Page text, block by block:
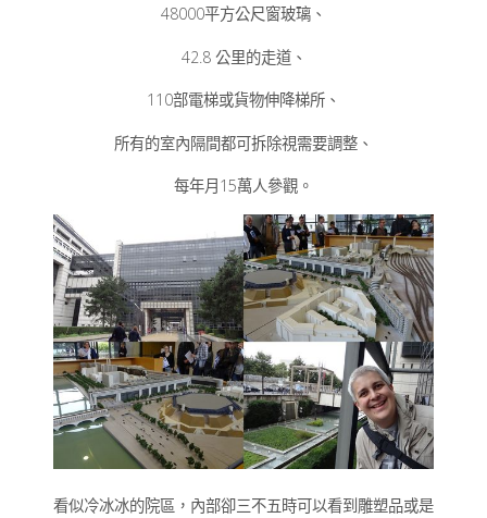
48000平方公尺窗玻璃、
42.8 公里的走道、
110部電梯或貨物伸降梯所、
所有的室內隔間都可拆除視需要調整、
每年月15萬人參觀。
看似冷冰冰的院區，內部卻三不五時可以看到雕塑品或是